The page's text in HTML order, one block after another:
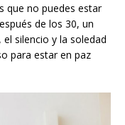
que no puedes estar
de los 30, un
silencio y la soledad
para estar en paz